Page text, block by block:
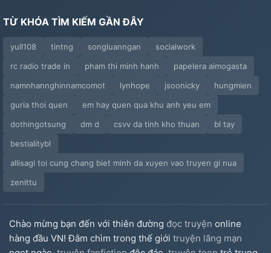
TỪ KHÓA TÌM KIẾM GẦN ĐÂY
yull108 tintng songluanngan
socialwork
rc radio trade in
pham thi minh hanh
papelera aimogasta
namnhannghinnamcomot
lynhope jsoonicky
hungmien
guria thoi quen
em hay quen qua khu anh yeu em
dothingotsung
dm d csvv da tinh kho thuan
bl tay
bestialitybl
allisagi toi cung chang biet minh da xuyen vao truyen gi nua
zenittu
Chào mừng bạn đến với thiên đường đọc truyện online
hàng đầu VN! Đắm chìm trong thế giới truyện lãng mạn